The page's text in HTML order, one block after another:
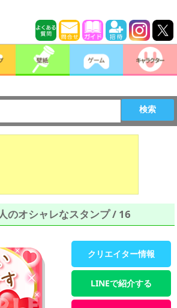
検索
のオシャレなスタンプ / 16
クリエイター情報
LINEで紹介する